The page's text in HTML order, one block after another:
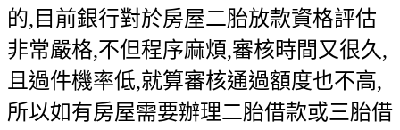
的,目前銀行對於房屋二胎放款資格評估
非常嚴格,不但程序麻煩,審核時間又很久,
且過件機率低,就算審核通過額度也不高,
所以如有房屋需要辦理二胎借款或三胎借